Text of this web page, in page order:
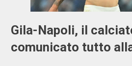
Gila-Napoli, il
comunicato tutto